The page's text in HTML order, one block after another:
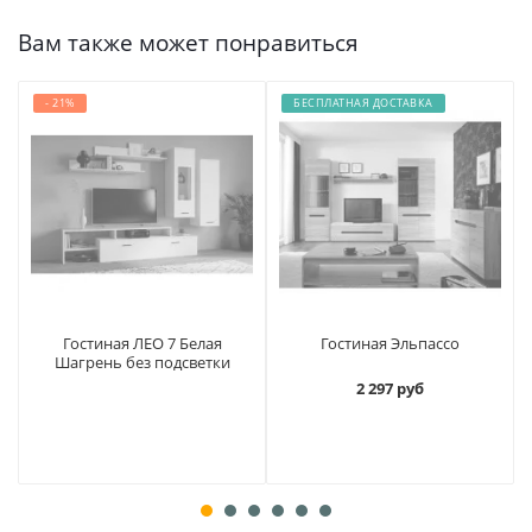
Вам также может понравиться
- 21%
Гостиная ЛЕО 7 Белая
Шагрень без подсветки
БЕСПЛАТНАЯ ДОСТАВКА
Гостиная Эльпассо
2 297 руб